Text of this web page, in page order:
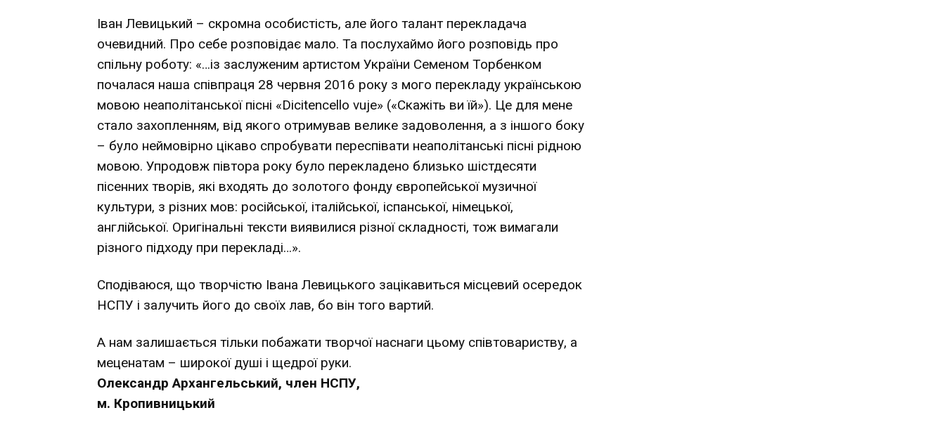
Іван Левицький – скромна особистість, але його талант перекладача
очевидний. Про себе розповідає мало. Та послухаймо його розповідь про
спільну роботу: «…із заслуженим артистом України Семеном Торбенком
почалася наша співпраця 28 червня 2016 року з мого перекладу українською
мовою неаполітанської пісні «Dicitencello vuje» («Скажіть ви їй»). Це для мене
стало захопленням, від якого отримував велике задоволення, а з іншого боку
– було неймовірно цікаво спробувати переспівати неаполітанські пісні рідною
мовою. Упродовж півтора року було перекладено близько шістдесяти
пісенних творів, які входять до золотого фонду європейської музичної
культури, з різних мов: російської, італійської, іспанської, німецької,
англійської. Оригінальні тексти виявилися різної складності, тож вимагали
різного підходу при перекладі…».
Сподіваюся, що творчістю Івана Левицького зацікавиться місцевий осередок
НСПУ і залучить його до своїх лав, бо він того вартий.
А нам залишається тільки побажати творчої наснаги цьому співтовариству, а
меценатам – широкої душі і щедрої руки.
Олександр Архангельський, член НСПУ,
м. Кропивницький